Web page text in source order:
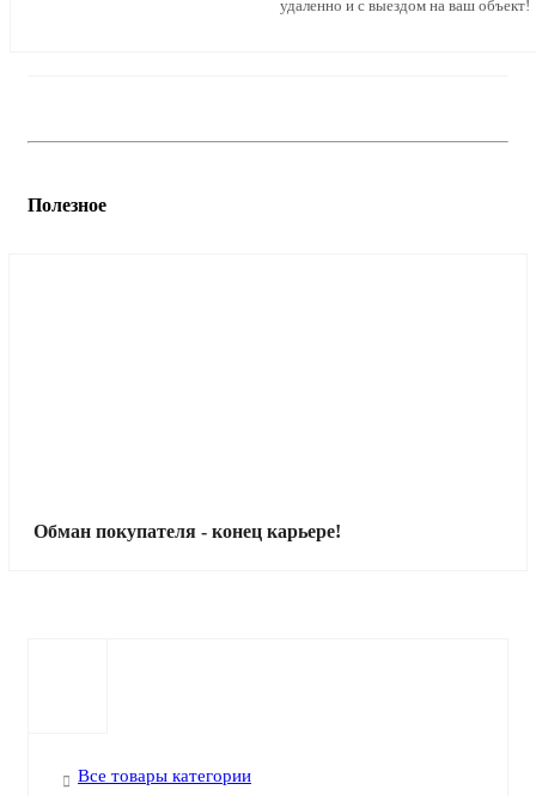
удаленно и с выездом на ваш объект!
Полезное
Обман покупателя - конец карьере!
Все товары категории